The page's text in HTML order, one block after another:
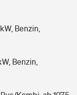
Benzin,
Benzin,